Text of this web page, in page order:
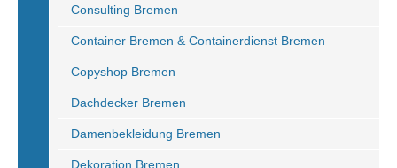
Consulting Bremen
Container Bremen & Containerdienst Bremen
Copyshop Bremen
Dachdecker Bremen
Damenbekleidung Bremen
Dekoration Bremen